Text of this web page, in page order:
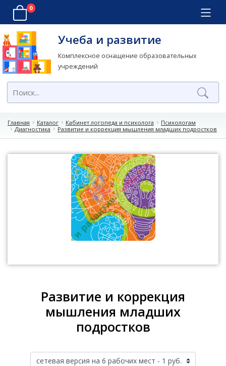
0
Учеба и развитие
Комплексное оснащение образовательных
учреждений
Главная Каталог Кабинет логопеда и психолога
Психологам
Диагностика
Развитие и коррекция мышления младших подростков
Развитие и коррекция
мышления младших
подростков